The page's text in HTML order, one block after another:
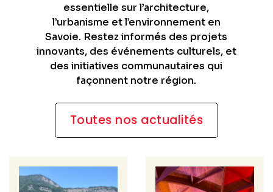
essentielle sur l’architecture,
l’urbanisme et l’environnement en
Savoie. Restez informés des projets
innovants, des événements culturels, et
des initiatives communautaires qui
façonnent notre région.
Toutes nos actualités